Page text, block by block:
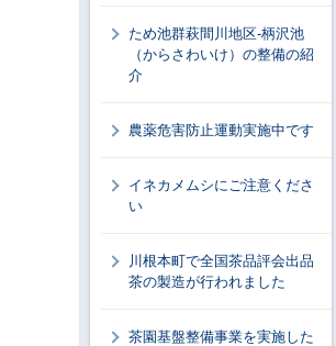
ため池群萩間川地区-柄沢池
（からさわいけ）の整備の紹
介
農薬危害防止運動実施中です
イネカメムシにご注意くださ
い
川根本町で全国茶品評会出品
茶の製造が行われました
茶園基盤整備事業を実施した